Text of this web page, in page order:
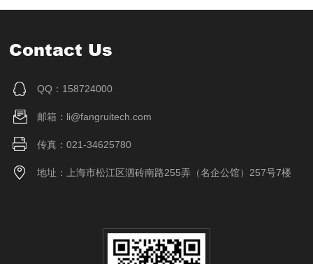
Contact Us
QQ：158724000
邮箱：li@fangruitech.com
传真：021-34625780
地址：上海市松江区泗砖南路255弄（名企公馆）257号7楼